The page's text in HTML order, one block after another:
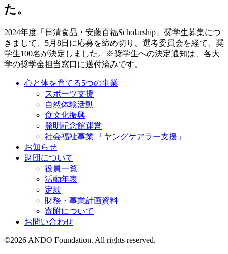
た。
2024年度「日清食品・安藤百福Scholarship」奨学生募集につ
きまして、5月8日に応募を締め切り、選考委員会を経て、奨
学生100名が決定しました。※奨学生への決定通知は、各大
学の奨学金担当窓口に送付済みです。
心と体を育てる5つの事業
スポーツ支援
自然体験活動
食文化振興
発明記念館運営
社会福祉事業 「ヤングケアラー支援」
お知らせ
財団について
役員一覧
活動年表
定款
財務・事業計画資料
寄附について
お問い合わせ
©2026 ANDO Foundation. All rights reserved.